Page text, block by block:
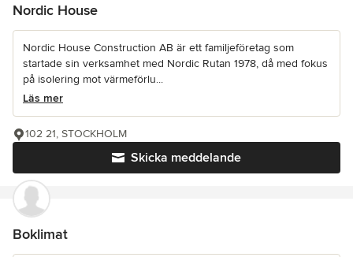
Nordic House
Nordic House Construction AB är ett familjeföretag som
startade sin verksamhet med Nordic Rutan 1978, då med fokus
på isolering mot värmeförlu...
Läs mer
Skicka meddelande
102 21, STOCKHOLM
Boklimat